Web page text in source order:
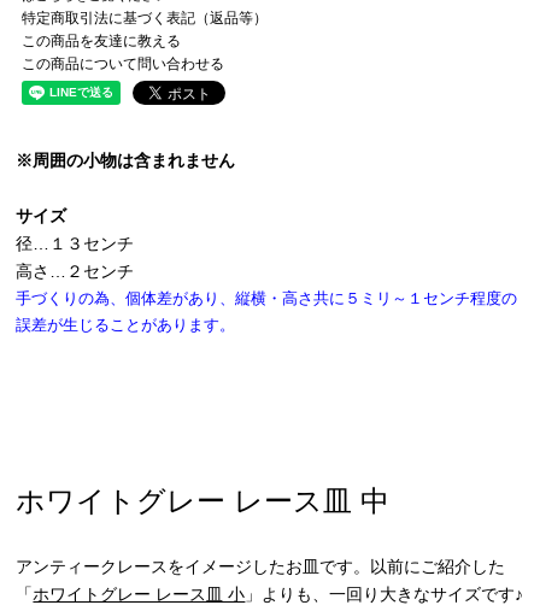
特定商取引法に基づく表記（返品等）
この商品を友達に教える
この商品について問い合わせる
※周囲の小物は含まれません
サイズ
径…１３センチ
高さ…２センチ
手づくりの為、個体差があり、縦横・高さ共に５ミリ～１センチ程度の
誤差が生じることがあります。
ホワイトグレー レース皿 中
アンティークレースをイメージしたお皿です。以前にご紹介した
「ホワイトグレー レース皿 小 」 よりも、一回り大きなサイズです♪